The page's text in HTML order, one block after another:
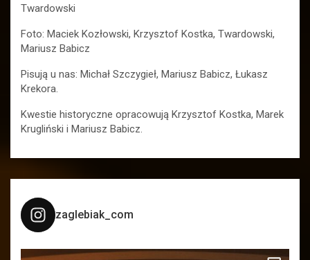
Twardowski
Foto: Maciek Kozłowski, Krzysztof Kostka, Twardowski,
Mariusz Babicz
Pisują u nas: Michał Szczygieł, Mariusz Babicz, Łukasz
Krekora.
Kwestie historyczne opracowują Krzysztof Kostka, Marek
Krugliński i Mariusz Babicz.
zaglebiak_com